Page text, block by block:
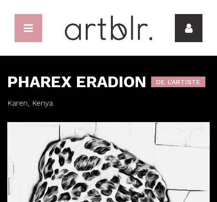
PHAREX ERADION DE L'ARTISTE
Karen, Kenya